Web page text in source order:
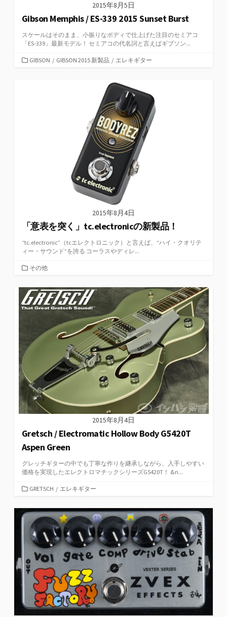
2015年8月5日
Gibson Memphis / ES-339 2015 Sunset Burst
スケールはそのまま、小振りなボディで仕上げた注目のセミアコ
「ES-339」最新モデル！ セミアコの代名詞と言えばギブソン...
カGIBSON / GIBSON 2015 新製品 / エレキギター
2015年8月4日
「意表を突く」tc.electronicの新製品！
“tc.electronic”（tcエレクトロニック）と言えば、“ハイ・クオリテ
ィー・サウンド”を誇る コーラスやディレ...
カ
ゴ
リ
ー
その他
2015年8月4日
Gretsch / Electromatic Hollow Body G5420T
Aspen Green
グレッチギターの中でも丁寧な作りを継承しながら、入手しやすい
価格を実現したエレクトロマチックシリーズG5420T！ &n...
カ
ゴ
ー
GRETSCH / エレキギター